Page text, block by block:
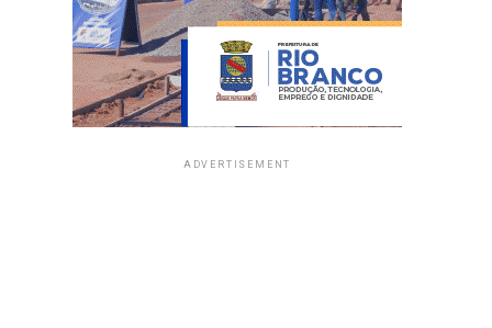
ADVERTISEMENT